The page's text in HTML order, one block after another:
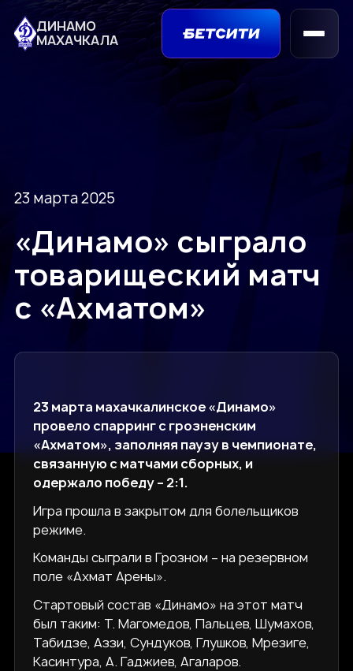
ДИНАМО
МАХАЧКАЛА
23 марта 2025
«Динамо» сыграло
товарищеский матч
с «Ахматом»
23 марта махачкалинское «Динамо»
провело спарринг с грозненским
«Ахматом», заполняя паузу в чемпионате,
связанную с матчами сборных, и
одержало победу – 2:1.
Игра прошла в закрытом для болельщиков
режиме.
Команды сыграли в Грозном – на резервном
поле «Ахмат Арены».
Стартовый состав «Динамо» на этот матч
был таким: Т. Магомедов, Пальцев, Шумахов,
Табидзе, Аззи, Сундуков, Глушков, Мрезиге,
Касинтура, А. Гаджиев, Агаларов.